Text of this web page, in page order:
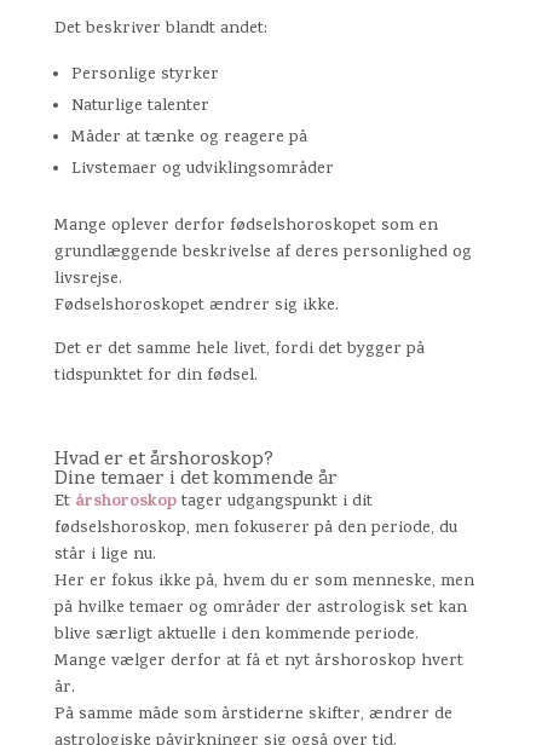
Det beskriver blandt andet:
Personlige styrker
Naturlige talenter
Måder at tænke og reagere på
Livstemaer og udviklingsområder
Mange oplever derfor fødselshoroskopet som en
grundlæggende beskrivelse af deres personlighed og
livsrejse.
Fødselshoroskopet ændrer sig ikke.
Det er det samme hele livet, fordi det bygger på
tidspunktet for din fødsel.
Hvad er et årshoroskop?
Dine temaer i det kommende år
Et årshoroskoptager udgangspunkt i dit
fødselshoroskop, men fokuserer på den periode, du
står i lige nu.
Her er fokus ikke på, hvem du er som menneske, men
på hvilke temaer og områder der astrologisk set kan
blive særligt aktuelle i den kommende periode.
Mange vælger derfor at få et nyt årshoroskop hvert
år.
På samme måde som årstiderne skifter, ændrer de